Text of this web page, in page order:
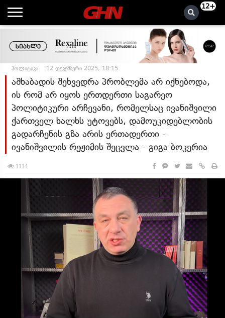
12+
პოლიტიკა 12 დეკემბერი 2025, 18:15
აშხაბადის შეხვედრა პრობლემა არ იქნებოდა,
ის რომ არ იყოს ერთდერთი საგარეო
პოლიტიკური არჩევანი, რომელსაც ივანიშვილი
ქართველ ხალხს უტოვებს, დამოუკიდებლობის
გადარჩენის გზა არის ერთადერთი -
ივანიშვილის რეჟიმის შეცვლა - გიგა ბოკერია
1114